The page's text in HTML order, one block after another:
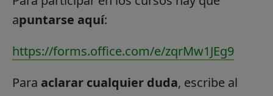
apuntarse aquí:
https://forms.office.com/e/zqrMw1JEg9
Para aclarar cualquier duda, escribe al